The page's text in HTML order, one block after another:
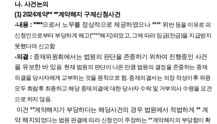
나. 사건논의
(1) 2024계약** **계약해지 구제신청사건
-내용 : ****으로서 노무를 정상적으로 제공하였으나 **** 위 반 등을 이유로 피
신청인으로부터 부당하게 해고(****해지)되었고, 그에 따라 임금(잔금)을 지급받지
못했다며 신고함
-의결 : 중재위원회에서는 법원의 판단을 존중하기 위하여 진행중인 사건
을 유보한 바 있 음. 현재 법원의 판단이 나온 만큼 법원의 결정을 존중하는 중재
의결을 당사자에게 교부하는 것을 원칙으로 함. 중재의결서는 의장 작성이후 위원
모두 회람후 최종하고 해당 중재의결에 대한 당사자 수락 및 거부의사 수령을 요건
으로 하지 않음.
이건 **계약해지가 부당하다는 해당사건의 경우 법원에서 적법하게 ** 계
약 해지되 었다는 법원 판결에 따라 신청인이 주장하는 **계약해지의 부당함이 확